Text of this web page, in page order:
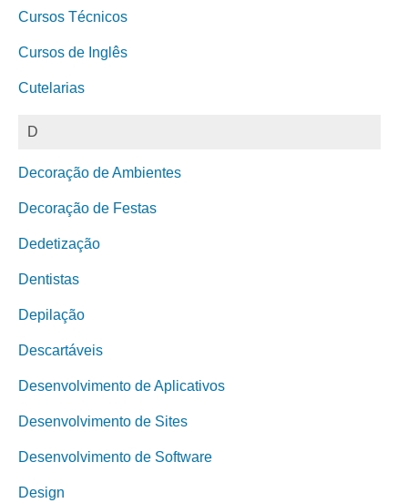
Cursos Técnicos
Cursos de Inglês
Cutelarias
D
Decoração de Ambientes
Decoração de Festas
Dedetização
Dentistas
Depilação
Descartáveis
Desenvolvimento de Aplicativos
Desenvolvimento de Sites
Desenvolvimento de Software
Design